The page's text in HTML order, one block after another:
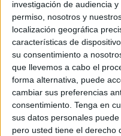
investigación de audiencia
permiso, nosotros y
localización geográfica
características de
su consentimiento a
que llevemos a cabo el
forma alternativa, puede
cambiar sus preferencias
consentimiento. Tenga en
sus datos personales
pero usted tiene el derecho
HACE 5 HORAS
Disparos
arma
HACE 5 HORAS
Orgullo de
su
HACE 6 HORAS